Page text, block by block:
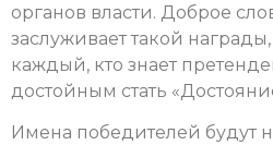
органов власти. Доброе
заслуживает такой
каждый, кто знает
достойным стать
Имена победителей будут